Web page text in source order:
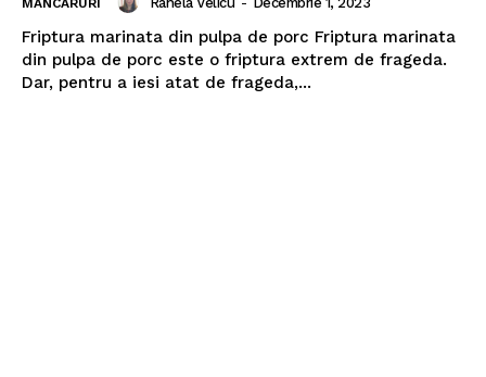
Politica de Confidențialitate
Contact
MANCARURI
Friptura marinata din pulpa de porc Friptura marinata
din pulpa de porc este o friptura extrem de frageda.
Dar, pentru a iesi atat de frageda,...